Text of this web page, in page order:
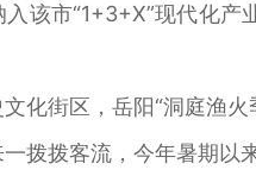
市“1+3+X”现代化产
街区，岳阳“洞庭渔火
拨客流，今年暑期以